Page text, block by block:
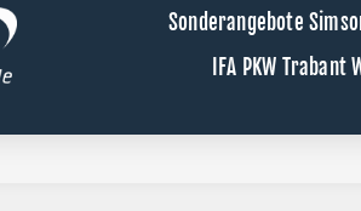
Sonderangebote
IFA PKW